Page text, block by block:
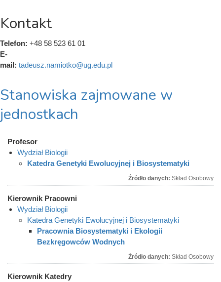
Kontakt
Telefon: +48 58 523 61 01
E-
mail: tadeusz.namiotko@ug.edu.pl
Stanowiska zajmowane w
jednostkach
Profesor
Wydział Biologii
Katedra Genetyki Ewolucyjnej i Biosystematyki
Źródło danych: Skład Osobowy
Kierownik Pracowni
Wydział Biologii
Katedra Genetyki Ewolucyjnej i Biosystematyki
Pracownia Biosystematyki i Ekologii
Bezkręgowców Wodnych
Źródło danych: Skład Osobowy
Kierownik Katedry